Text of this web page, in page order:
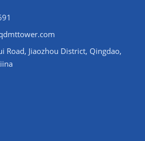
Road, Jiaozhou District, Qingdao,